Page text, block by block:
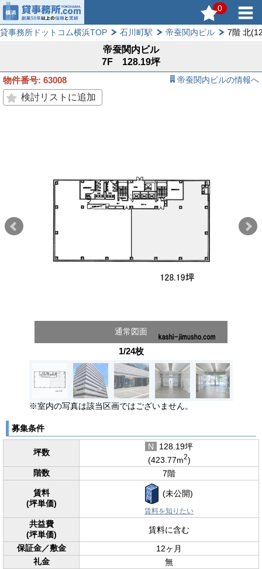
0
貸事務所ドットコム横浜TOP 石川町駅 帝蚕関内ビル 7階 北
帝蚕関内ビル
7F 128.19坪
物件番号: 63008
帝蚕関内ビルの情報へ
検討リストに追加
通常図面
1/24枚
※室内の写真は該当区画ではございません。
募集条件
坪数
N
128.19坪
(423.77m2)
階数
7階
賃料
(坪単価)
(未公開)
賃料を知りたい
共益費
(坪単価)
賃料に含む
保証金／敷金
12ヶ月
礼金
無